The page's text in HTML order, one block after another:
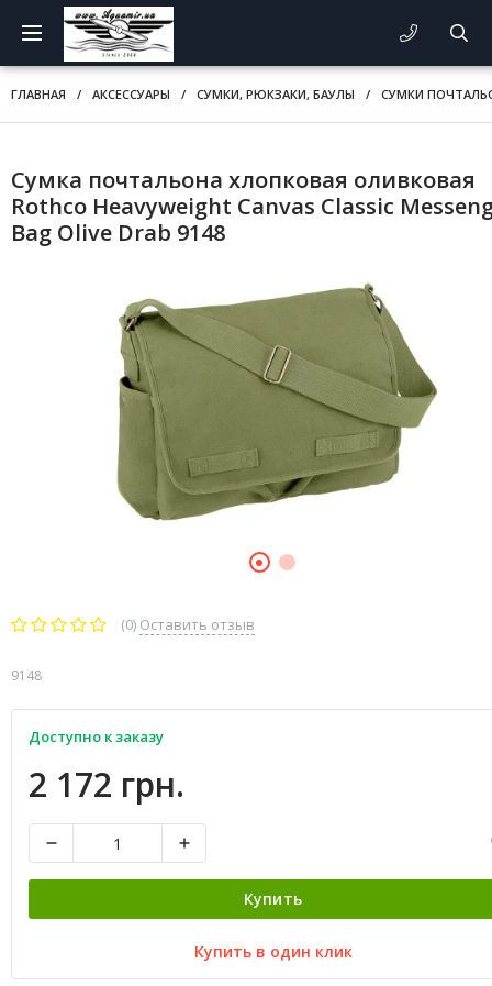
ГЛАВНАЯ / АКСЕССУАРЫ / СУМКИ, РЮКЗАКИ, БАУЛЫ / СУМКИ
Сумка почтальона хлопковая оливковая
Rothco Heavyweight Canvas Classic
Bag Olive Drab 9148
(0) Оставить отзыв
9148
Доступно к заказу
2 172 грн.
Купить
Купить в один клик